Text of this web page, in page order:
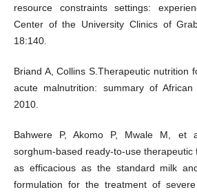
resource constraints settings:
Center of the University Clinics of
18:140.
Briand A, Collins S.Therapeutic nutrition
acute malnutrition: summary of African
2010.
Bahwere P, Akomo P, Mwale M, et
sorghum-based ready-to-use therapeutic
as efficacious as the standard milk
formulation for the treatment of